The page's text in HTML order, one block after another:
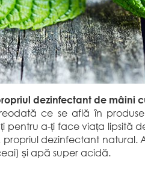
dezinfectant de mâini
ce se află în
pentru a-ți face viața lipsită
dezinfectant natural.
și apă super acidă.